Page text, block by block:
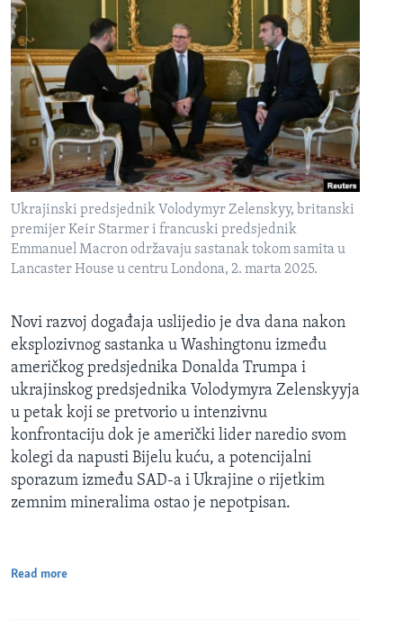
Ukrajinski predsjednik Volodymyr Zelenskyy, britanski
premijer Keir Starmer i francuski predsjednik
Emmanuel Macron održavaju sastanak tokom samita u
Lancaster House u centru Londona, 2. marta 2025.
Novi razvoj događaja uslijedio je dva dana nakon
eksplozivnog sastanka u Washingtonu između
američkog predsjednika Donalda Trumpa i
ukrajinskog predsjednika Volodymyra Zelenskyyja
u petak koji se pretvorio u intenzivnu
konfrontaciju dok je američki lider naredio svom
kolegi da napusti Bijelu kuću, a potencijalni
sporazum između SAD-a i Ukrajine o rijetkim
zemnim mineralima ostao je nepotpisan.
Read more